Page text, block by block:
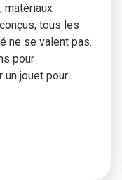
matériaux
tous les
ne se valent pas.
pour
un jouet pour